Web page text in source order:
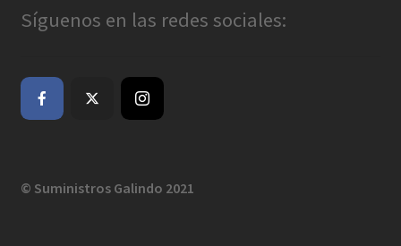
Síguenos en las redes sociales:
© Suministros Galindo 2021